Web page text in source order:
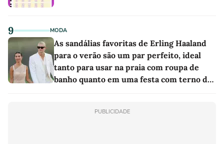
9 MODA
As sandálias favoritas de Erling Haaland
para o verão são um par perfeito, ideal
tanto para usar na praia com roupa de
banho quanto em uma festa com terno de
PUBLICIDADE